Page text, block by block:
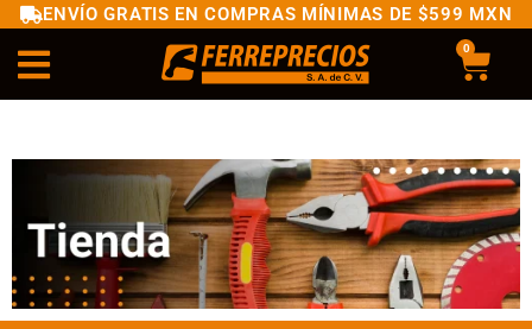
ENVÍO GRATIS EN COMPRAS MÍNIMAS DE $599 MXN
0